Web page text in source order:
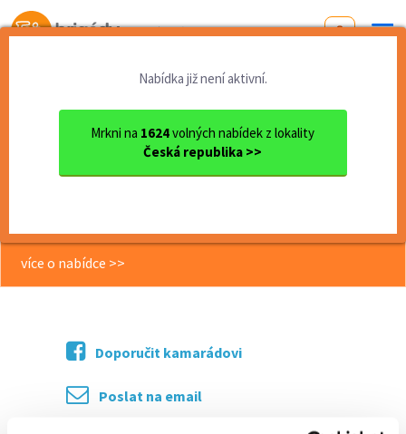
Od první brigády
Nabídka již není aktivní.
Mrkni na 1624volných nabídek z lokality
Česká republika >>
okres Pelhřimov
Brigáda – ranní směny (5:00...
Brigáda – ranní směny (5:00–8:00) |
více o nabídce >>
Doporučit kamarádovi
Poslat na email